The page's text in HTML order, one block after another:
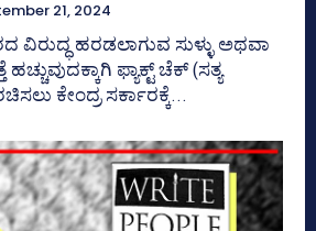
21, 2024
ವಿರುದ್ಧ ಹರಡಲಾಗುವ ಸುಳ್ಳು ಅಥವಾ
ಹಚ್ಚುವುದಕ್ಕಾಗಿ ಫ್ಯಾಕ್ಟ್ ಚೆಕ್ (ಸತ್ಯ
ಕೇಂದ್ರ ಸರ್ಕಾರಕ್ಕೆ...